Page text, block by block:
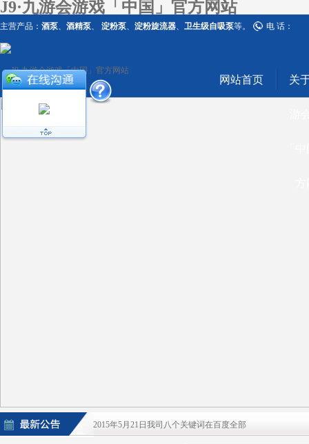
J9·九游会游戏「中国」官方网站
主营产品： 酒泵、 酒精泵、 淀粉泵、 淀粉旋流器、 卫生级自吸泵等。 电 话：
网站首页 关
2015年5月21日我司八个关键词在百度全部